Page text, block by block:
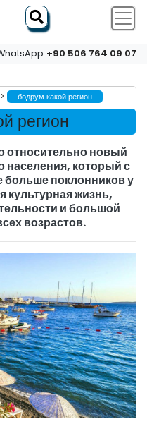
+90 506 764 09 07
> бодрум какой регион
регион
относительно новый
населения, который с
больше поклонников у
культурная жизнь,
и большой
возрастов.